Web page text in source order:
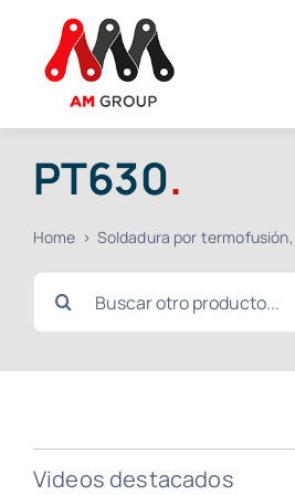
contenido
PT630.
Home Soldadura por termofusión
Buscar:
Videos destacados